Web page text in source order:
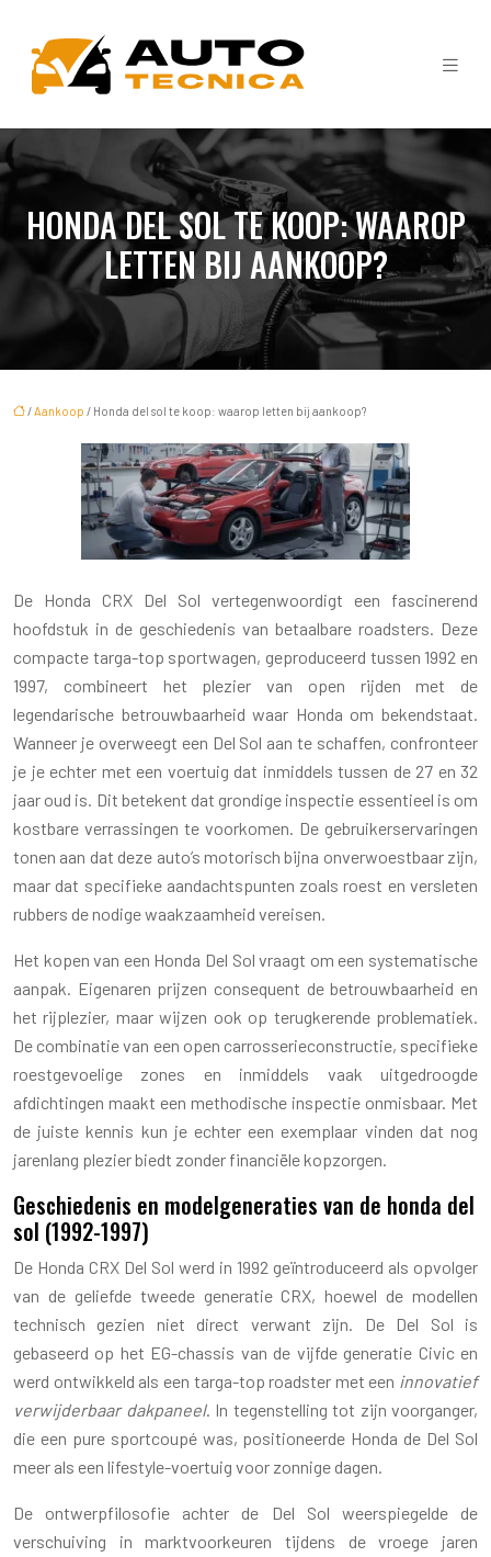
HONDA DEL SOL TE KOOP: WAAROP
LETTEN BIJ AANKOOP?
/Aankoop / Honda del sol te koop: waarop letten bij aankoop?
De Honda CRX Del Sol vertegenwoordigt een fascinerend
hoofdstuk in de geschiedenis van betaalbare roadsters. Deze
compacte targa-top sportwagen, geproduceerd tussen 1992 en
1997, combineert het plezier van open rijden met de
legendarische betrouwbaarheid waar Honda om bekendstaat.
Wanneer je overweegt een Del Sol aan te schaffen, confronteer
je je echter met een voertuig dat inmiddels tussen de 27 en 32
jaar oud is. Dit betekent dat grondige inspectie essentieel is om
kostbare verrassingen te voorkomen. De gebruikerservaringen
tonen aan dat deze auto’s motorisch bijna onverwoestbaar zijn,
maar dat specifieke aandachtspunten zoals roest en versleten
rubbers de nodige waakzaamheid vereisen.
Het kopen van een Honda Del Sol vraagt om een systematische
aanpak. Eigenaren prijzen consequent de betrouwbaarheid en
het rijplezier, maar wijzen ook op terugkerende problematiek.
De combinatie van een open carrosserieconstructie, specifieke
roestgevoelige zones en inmiddels vaak uitgedroogde
afdichtingen maakt een methodische inspectie onmisbaar. Met
de juiste kennis kun je echter een exemplaar vinden dat nog
jarenlang plezier biedt zonder financiële kopzorgen.
Geschiedenis en modelgeneraties van de honda del
sol (1992-1997)
De Honda CRX Del Sol werd in 1992 geïntroduceerd als opvolger
van de geliefde tweede generatie CRX, hoewel de modellen
technisch gezien niet direct verwant zijn. De Del Sol is
gebaseerd op het EG-chassis van de vijfde generatie Civic en
werd ontwikkeld als een targa-top roadster met een innovatief
verwijderbaar dakpaneel. In tegenstelling tot zijn voorganger,
die een pure sportcoupé was, positioneerde Honda de Del Sol
meer als een lifestyle-voertuig voor zonnige dagen.
De ontwerpfilosofie achter de Del Sol weerspiegelde de
verschuiving in marktvoorkeuren tijdens de vroege jaren